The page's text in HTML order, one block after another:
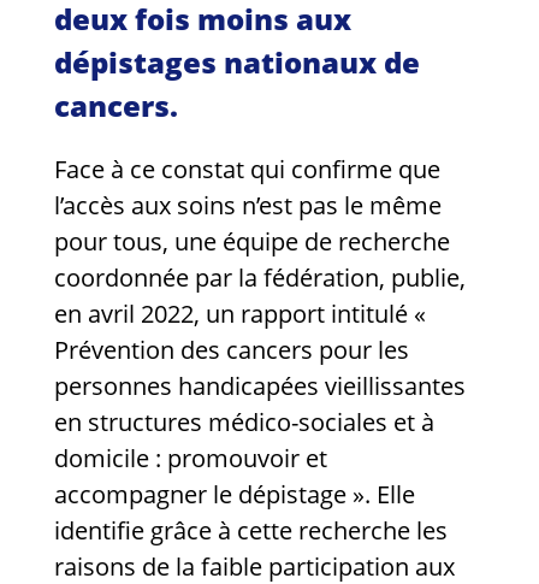
deux fois moins aux
dépistages nationaux de
cancers.
Face à ce constat qui confirme que
l’accès aux soins n’est pas le même
pour tous, une équipe de recherche
coordonnée par la fédération, publie,
en avril 2022, un rapport intitulé «
Prévention des cancers pour les
personnes handicapées vieillissantes
en structures médico-sociales et à
domicile : promouvoir et
accompagner le dépistage ». Elle
identifie grâce à cette recherche les
raisons de la faible participation aux